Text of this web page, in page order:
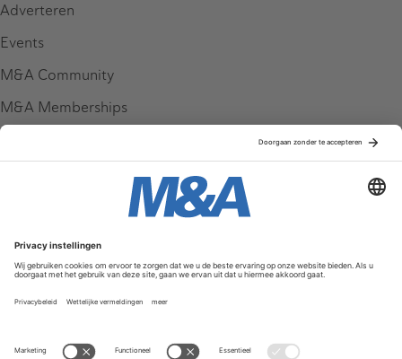
Adverteren
Events
M&A Community
M&A Memberships
Service & Contact
Contact
FAQ
Werken bij ons